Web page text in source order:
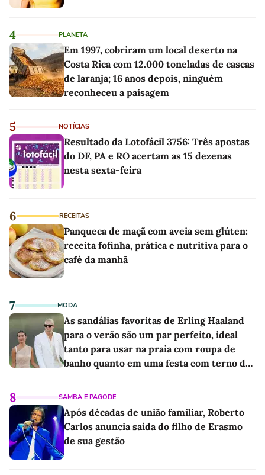
4 PLANETA
Em 1997, cobriram um local deserto na
Costa Rica com 12.000 toneladas de cascas
de laranja; 16 anos depois, ninguém
reconheceu a paisagem
5 NOTÍCIAS
Resultado da Lotofácil 3756: Três apostas
do DF, PA e RO acertam as 15 dezenas
nesta sexta-feira
6 RECEITAS
Panqueca de maçã com aveia sem glúten:
receita fofinha, prática e nutritiva para o
café da manhã
7 MODA
As sandálias favoritas de Erling Haaland
para o verão são um par perfeito, ideal
tanto para usar na praia com roupa de
banho quanto em uma festa com terno de
8 SAMBA E PAGODE
Após décadas de união familiar, Roberto
Carlos anuncia saída do filho de Erasmo
de sua gestão